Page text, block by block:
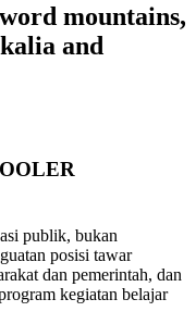
mountains,
and
publik, bukan
posisi tawar
dan pemerintah, dan
kegiatan belajar